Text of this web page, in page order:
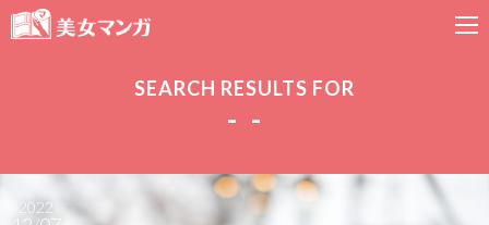
SEARCH RESULTS FOR
- -
2022